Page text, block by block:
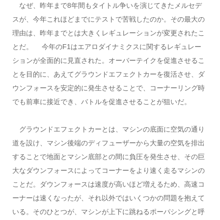
なぜ、昨年まで8年間もタイトル争いを演じてきたメルセデ
スが、今年これほどまでにテストで苦戦したのか。その最大の
理由は、昨年までとは大きくレギュレーションが変更されたこ
とだ。 今年のF1はエアロダイナミクスに関するレギュレー
ションが全面的に見直された。オーバーテイクを促進させるこ
とを目的に、あえてグラウンドエフェクトカーを復活させ、ダ
ウンフォースを安定的に発生させることで、コーナーリング時
でも前車に接近でき、バトルを促進させることが狙いだ。
グラウンドエフェクトカーとは、マシンの底面に空気の通り
道を設け、マシン後端のディフューザーから大量の空気を排出
することで地面とマシン底部との間に負圧を発生させ、その巨
大なダウンフォースによってコーナーをより速く走るマシンの
ことだ。ダウンフォースは速度が高いほど増えるため、高速コ
ーナーは速くなったが、それ以外ではいくつかの問題を抱えて
いる。そのひとつが、マシンが上下に跳ねるポーパシングと呼